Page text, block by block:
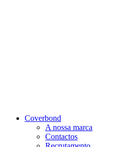
Coverbond
A nossa marca
Contactos